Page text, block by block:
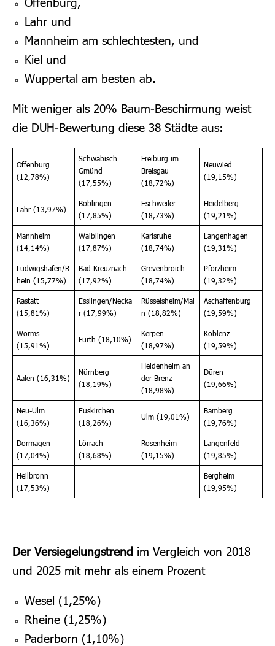
Lahr und
Mannheim am schlechtesten, und
Kiel und
Wuppertal am besten ab.
Mit weniger als 20% Baum-Beschirmung weist
die DUH-Bewertung diese 38 Städte aus:
Offenburg
(12,78%)
Schwäbisch
Gmünd
(17,55%)
Freiburg im
Breisgau
(18,72%)
Neuwied
(19,15%)
Lahr (13,97%)
Böblingen
(17,85%)
Eschweiler
(18,73%)
Heidelberg
(19,21%)
Mannheim
(14,14%)
Waiblingen
(17,87%)
Karlsruhe
(18,74%)
Langenhagen
(19,31%)
Ludwigshafen/R
hein (15,77%)
Bad Kreuznach
(17,92%)
Grevenbroich
(18,74%)
Pforzheim
(19,32%)
Rastatt
(15,81%)
Esslingen/Necka
r (17,99%)
Rüsselsheim/Mai
n (18,82%)
Aschaffenburg
(19,59%)
Worms
(15,91%)
Fürth (18,10%)
Kerpen
(18,97%)
Koblenz
(19,59%)
Aalen (16,31%)
Nürnberg
(18,19%)
Heidenheim an
der Brenz
(18,98%)
Düren
(19,66%)
Neu-Ulm
(16,36%)
Euskirchen
(18,26%)
Ulm (19,01%)
Bamberg
(19,76%)
Dormagen
(17,04%)
Lörrach
(18,68%)
Rosenheim
(19,15%)
Langenfeld
(19,85%)
Heilbronn
(17,53%)
Bergheim
(19,95%)
Der Versiegelungstrend im Vergleich von 2018
und 2025 mit mehr als einem Prozent
Wesel (1,25%)
Rheine (1,25%)
Paderborn (1,10%)